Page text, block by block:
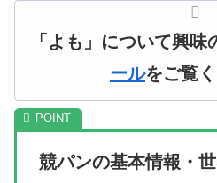
「よも」について興味
ールをご覧
競パンの基本情報・